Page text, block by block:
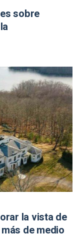
sobre
la vista de
de medio